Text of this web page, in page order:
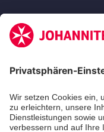
Zertifizierung
Die Johanniter
des